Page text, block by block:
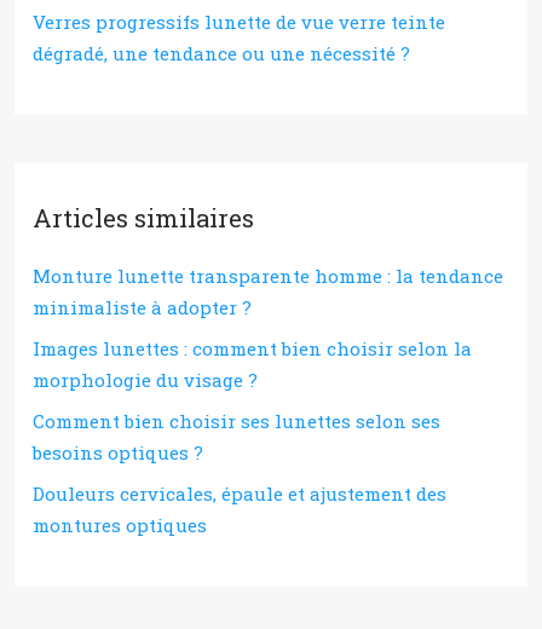
Verres progressifs lunette de vue verre teinte
dégradé, une tendance ou une nécessité ?
Articles similaires
Monture lunette transparente homme : la tendance
minimaliste à adopter ?
Images lunettes : comment bien choisir selon la
morphologie du visage ?
Comment bien choisir ses lunettes selon ses
besoins optiques ?
Douleurs cervicales, épaule et ajustement des
montures optiques